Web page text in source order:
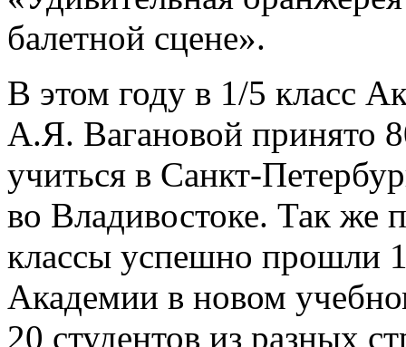
балетной сцене».
В этом году в 1/5 класс
А.Я. Вагановой принято
учиться в Санкт-
во Владивостоке. Так же
классы успешно прошли
Академии в новом
20 студентов из разных